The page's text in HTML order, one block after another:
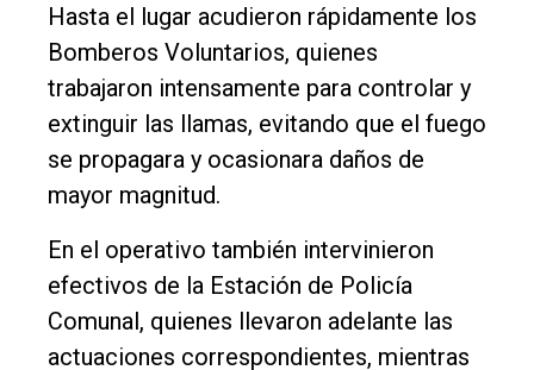
Hasta el lugar acudieron rápidamente los
Bomberos Voluntarios, quienes
trabajaron intensamente para controlar y
extinguir las llamas, evitando que el fuego
se propagara y ocasionara daños de
mayor magnitud.
En el operativo también intervinieron
efectivos de la Estación de Policía
Comunal, quienes llevaron adelante las
actuaciones correspondientes, mientras